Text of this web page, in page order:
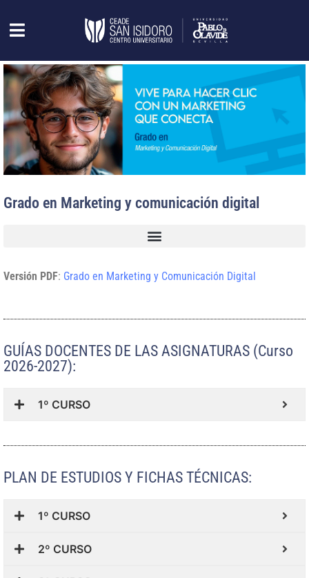
Grado en Marketing y comunicación digital
Versión PDF: Grado en Marketing y Comunicación Digital
GUÍAS DOCENTES DE LAS ASIGNATURAS (Curso
2026-2027):
1º CURSO
PLAN DE ESTUDIOS Y FICHAS TÉCNICAS:
1º CURSO
2º CURSO